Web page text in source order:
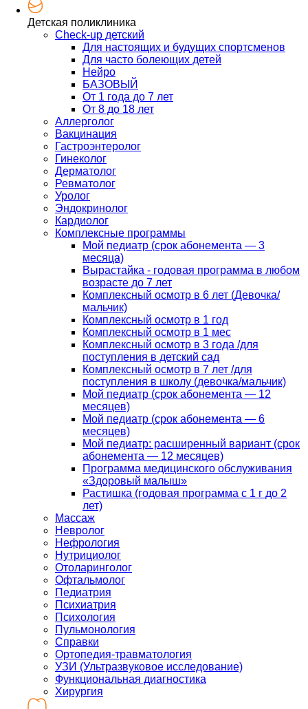
Детская поликлиника
Check-up детский
Для настоящих и будущих спортсменов
Для часто болеющих детей
Нейро
БАЗОВЫЙ
От 1 года до 7 лет
От 8 до 18 лет
Аллерголог
Вакцинация
Гастроэнтеролог
Гинеколог
Дерматолог
Ревматолог
Уролог
Эндокринолог
Кардиолог
Комплексные программы
Мой педиатр (срок абонемента — 3
месяца)
Вырастайка - годовая программа в любом
возрасте до 7 лет
Комплексный осмотр в 6 лет (Девочка/
мальчик)
Комплексный осмотр в 1 год
Комплексный осмотр в 1 мес
Комплексный осмотр в 3 года /для
поступления в детский сад
Комплексный осмотр в 7 лет /для
поступления в школу (девочка/мальчик)
Мой педиатр (срок абонемента — 12
месяцев)
Мой педиатр (срок абонемента — 6
месяцев)
Мой педиатр: расширенный вариант (срок
абонемента — 12 месяцев)
Программа медицинского обслуживания
«Здоровый малыш»
Растишка (годовая программа с 1 г до 2
лет)
Массаж
Невролог
Нефрология
Нутрициолог
Отоларинголог
Офтальмолог
Педиатрия
Психиатрия
Психология
Пульмонология
Справки
Ортопедия-травматология
УЗИ (Ультразвуковое исследование)
Функциональная диагностика
Хирургия